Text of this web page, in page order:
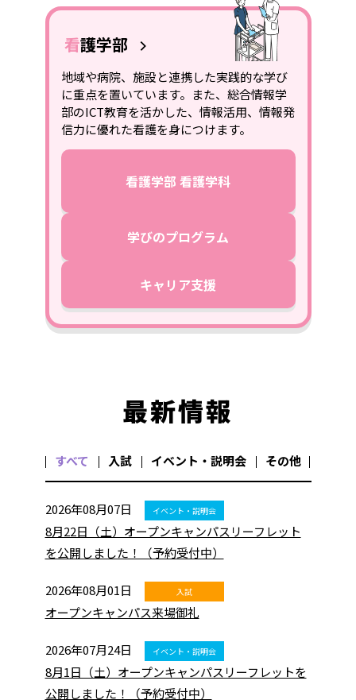
看護学部
地域や病院、施設と連携した実践的な学び
に重点を置いています。また、総合情報学
部のICT教育を活かした、情報活用、情報発
信力に優れた看護を身につけます。
看護学部 看護学科
学びのプログラム
キャリア支援
最新情報
すべて 入試 イベント・説明会 その他
2026年08月07日
8月22日（土）オープンキャンパスリーフレット
を公開しました！（予約受付中）
2026年08月01日
オープンキャンパス来場御礼
2026年07月24日
8月1日（土）オープンキャンパスリーフレットを
公開しました！（予約受付中）